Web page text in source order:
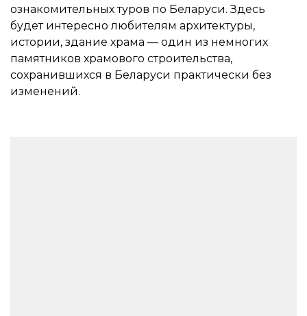
ознакомительных туров по Беларуси. Здесь
будет интересно любителям архитектуры,
истории, здание храма — один из немногих
памятников храмового строительства,
сохранившихся в Беларуси практически без
изменений.